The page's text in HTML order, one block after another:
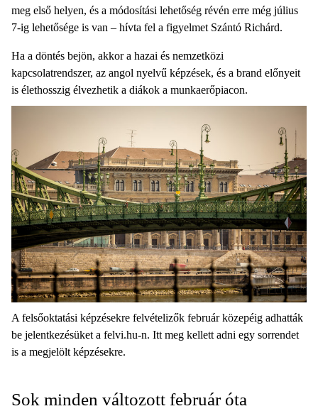
meg első helyen, és a módosítási lehetőség révén erre még július
7-ig lehetősége is van – hívta fel a figyelmet Szántó Richárd.
Ha a döntés bejön, akkor a hazai és nemzetközi
kapcsolatrendszer, az angol nyelvű képzések, és a brand előnyeit
is élethosszig élvezhetik a diákok a munkaerőpiacon.
A felsőoktatási képzésekre felvételizők február közepéig adhatták
be jelentkezésüket a felvi.hu-n. Itt meg kellett adni egy sorrendet
is a megjelölt képzésekre.
Sok minden változott február óta